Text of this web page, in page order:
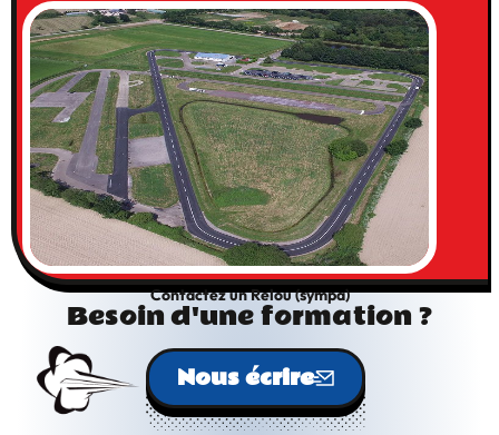
Contactez un Relou (sympa)
Besoin d'une formation ?
Nous écrire